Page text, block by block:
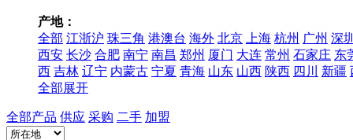
产地：
全部 江浙沪 珠三角 港澳台 海外 北京 上海 杭州 广州 深
西安 长沙 合肥 南宁 南昌 郑州 厦门 大连 常州 石家庄 东
西 吉林 辽宁 内蒙古 宁夏 青海 山东 山西 陕西 四川 新疆
全部展开
全部产品 供应 采购 二手 加盟